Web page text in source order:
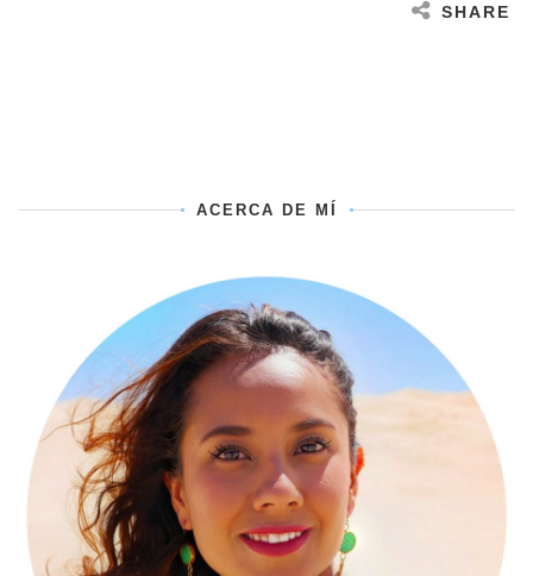
SHARE
ACERCA DE MÍ